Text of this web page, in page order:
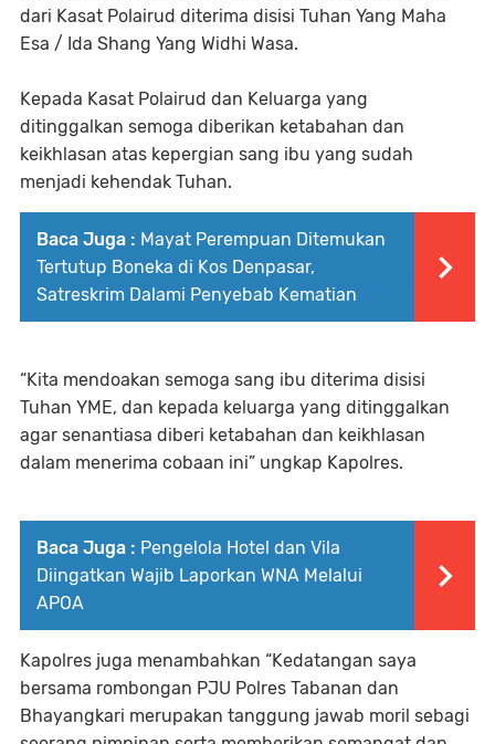
dari Kasat Polairud diterima disisi Tuhan Yang Maha
Esa / Ida Shang Yang Widhi Wasa.
Kepada Kasat Polairud dan Keluarga yang
ditinggalkan semoga diberikan ketabahan dan
keikhlasan atas kepergian sang ibu yang sudah
menjadi kehendak Tuhan.
Baca Juga : Mayat Perempuan Ditemukan
Tertutup Boneka di Kos Denpasar,
Satreskrim Dalami Penyebab Kematian
“Kita mendoakan semoga sang ibu diterima disisi
Tuhan YME, dan kepada keluarga yang ditinggalkan
agar senantiasa diberi ketabahan dan keikhlasan
dalam menerima cobaan ini” ungkap Kapolres.
Baca Juga : Pengelola Hotel dan Vila
Diingatkan Wajib Laporkan WNA Melalui
APOA
Kapolres juga menambahkan “Kedatangan saya
bersama rombongan PJU Polres Tabanan dan
Bhayangkari merupakan tanggung jawab moril sebagi